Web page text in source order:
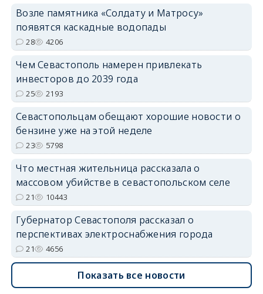
Возле памятника «Солдату и Матросу»
появятся каскадные водопады
28 4206
Чем Севастополь намерен привлекать
инвесторов до 2039 года
25 2193
Севастопольцам обещают хорошие новости о
бензине уже на этой неделе
23 5798
Что местная жительница рассказала о
массовом убийстве в севастопольском селе
21 10443
Губернатор Севастополя рассказал о
перспективах электроснабжения города
21 4656
Показать все новости